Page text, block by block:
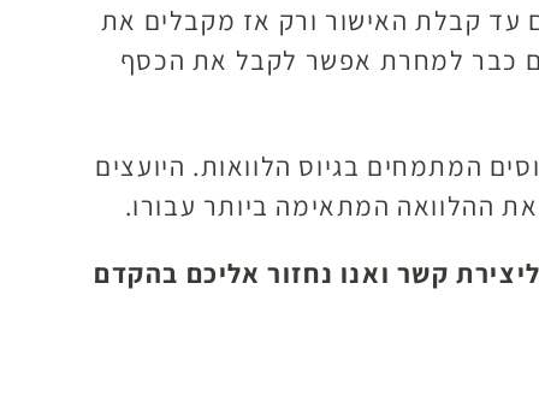
עד קבלת האישור ורק אז מקבלים את
כבר למחרת אפשר לקבל את הכסף
המתמחים בגיוס הלוואות. היועצים
ההלוואה המתאימה ביותר עבורו.
קשר ואנו נחזור אליכם בהקדם